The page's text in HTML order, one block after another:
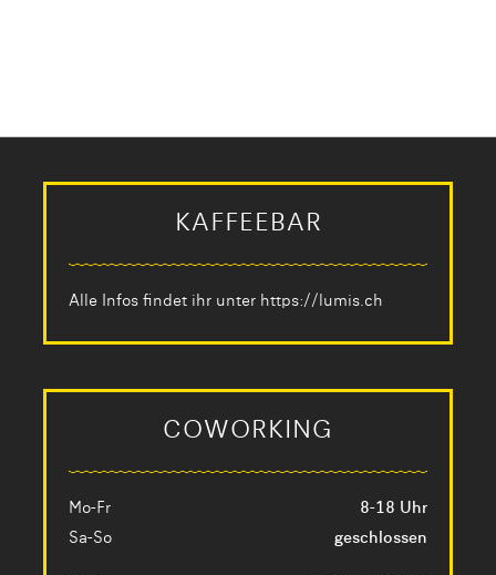
COWORKING
Mo-Fr
8-18 Uhr
Sa-So
geschlossen
KAFFEEBAR
Alle Infos findet ihr unter https://lumis.ch